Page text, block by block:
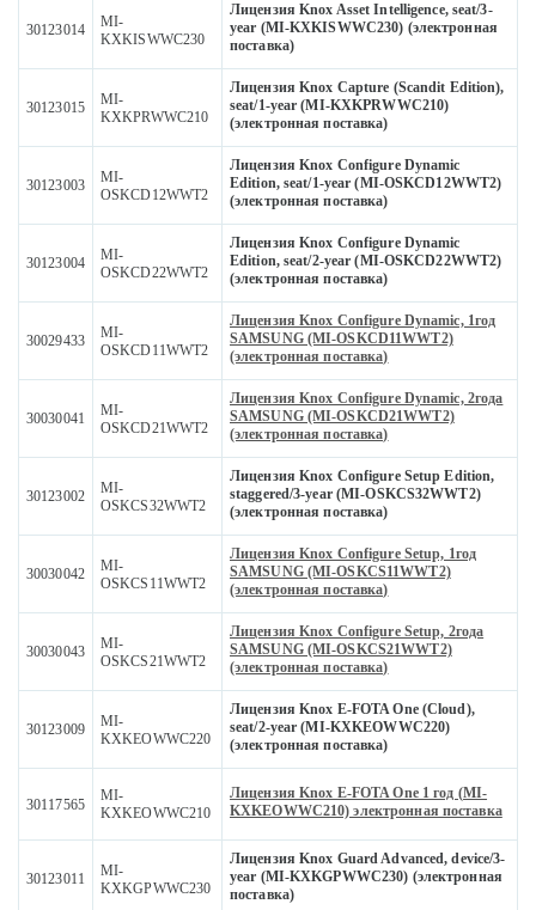
30123014
MI-
KXKISWWC230
Лицензия Knox Asset Intelligence, seat/3-
year (MI-KXKISWWC230) (электронная
поставка)
30123015
MI-
KXKPRWWC210
Лицензия Knox Capture (Scandit Edition),
seat/1-year (MI-KXKPRWWC210)
(электронная поставка)
30123003
MI-
OSKCD12WWT2
Лицензия Knox Configure Dynamic
Edition, seat/1-year (MI-OSKCD12WWT2)
(электронная поставка)
30123004
MI-
OSKCD22WWT2
Лицензия Knox Configure Dynamic
Edition, seat/2-year (MI-OSKCD22WWT2)
(электронная поставка)
30029433
MI-
OSKCD11WWT2
Лицензия Knox Configure Dynamic, 1год
SAMSUNG (MI-OSKCD11WWT2)
(электронная поставка)
30030041
MI-
OSKCD21WWT2
Лицензия Knox Configure Dynamic, 2года
SAMSUNG (MI-OSKCD21WWT2)
(электронная поставка)
30123002
MI-
OSKCS32WWT2
Лицензия Knox Configure Setup Edition,
staggered/3-year (MI-OSKCS32WWT2)
(электронная поставка)
30030042
MI-
OSKCS11WWT2
Лицензия Knox Configure Setup, 1год
SAMSUNG (MI-OSKCS11WWT2)
(электронная поставка)
30030043
MI-
OSKCS21WWT2
Лицензия Knox Configure Setup, 2года
SAMSUNG (MI-OSKCS21WWT2)
(электронная поставка)
30123009
MI-
KXKEOWWC220
Лицензия Knox E-FOTA One (Cloud),
seat/2-year (MI-KXKEOWWC220)
(электронная поставка)
30117565
MI-
KXKEOWWC210
Лицензия Knox E-FOTA One 1 год (MI-
KXKEOWWC210) электронная поставка
30123011
MI-
KXKGPWWC230
Лицензия Knox Guard Advanced, device/3-
year (MI-KXKGPWWC230) (электронная
поставка)